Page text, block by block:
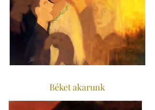
Béket akarunk